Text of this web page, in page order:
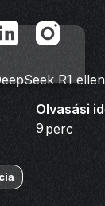
R1 ellen
Olvasási
9 perc